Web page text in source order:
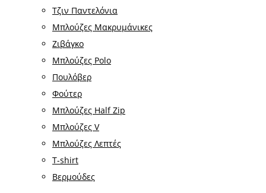
Τζιν Παντελόνια
Μπλούζες Μακρυμάνικες
Ζιβάγκο
Μπλούζες Polo
Πουλόβερ
Φούτερ
Μπλούζες Half Zip
Μπλούζες V
Μπλούζες Λεπτές
T-shirt
Βερμούδες